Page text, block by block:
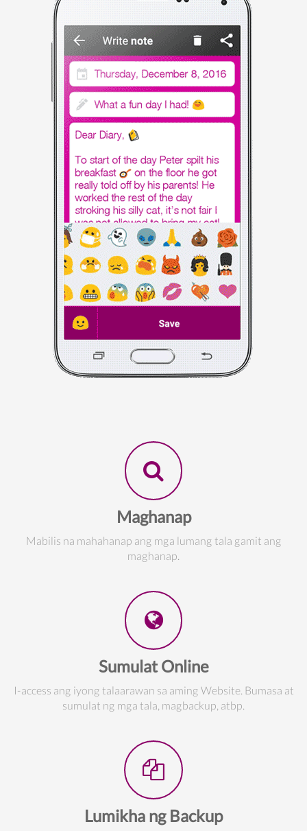
Maghanap
Mabilis na mahahanap ang mga lumang tala gamit ang
maghanap.
Sumulat Online
I-access ang iyong talaarawan sa aming Website. Bumasa at
sumulat ng mga tala, magbackup, atbp.
Lumikha ng Backup